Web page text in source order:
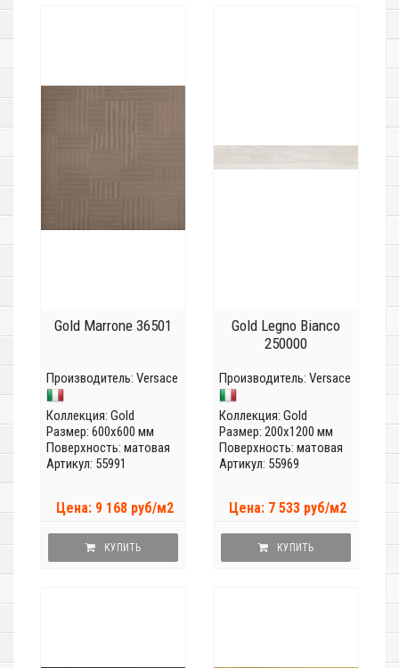
Gold Marrone 36501
Производитель: Versace
Коллекция: Gold
Размер: 600x600 мм
Поверхность: матовая
Артикул: 55991
Цена: 9 168 руб/м2
КУПИТЬ
Gold Legno Bianco
250000
Производитель: Versace
Коллекция: Gold
Размер: 200x1200 мм
Поверхность: матовая
Артикул: 55969
Цена: 7 533 руб/м2
КУПИТЬ